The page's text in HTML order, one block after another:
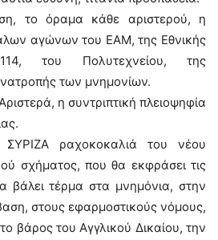
το όραμα κάθε αριστερού, η
αγώνων του ΕΑΜ, της Εθνικής
του Πολυτεχνείου, της
των μνημονίων.
η συντριπτική πλειοψηφία
ραχοκοκαλιά του νέου
σχήματος, που θα εκφράσει τις
τέρμα στα μνημόνια, στην
στους εφαρμοστικούς νόμους,
βάρος του Αγγλικού Δικαίου, την